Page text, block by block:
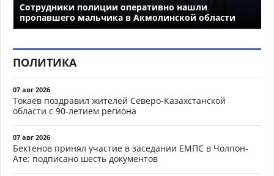
Сотрудники полиции оперативно нашли
пропавшего мальчика в Акмолинской области
ПОЛИТИКА
07 авг 2026
Токаев поздравил жителей Северо-Казахстанской
области с 90-летием региона
07 авг 2026
Бектенов принял участие в заседании ЕМПС в Чолпон-
Ате: подписано шесть документов